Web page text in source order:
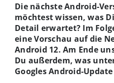
Die nächste Android-
möchtest wissen, was
Detail erwartet? Im
eine Vorschau auf die
Android 12. Am Ende
Du außerdem, was
Googles Android-